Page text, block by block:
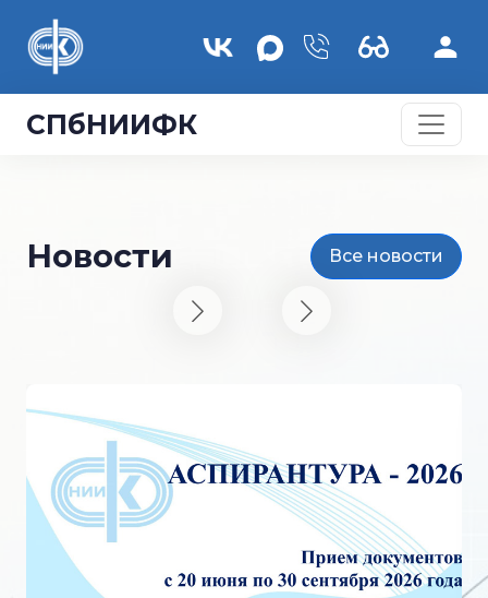
СПбНИИФК
Новости Все новости